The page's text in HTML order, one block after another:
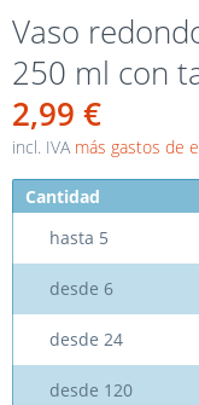
Vaso
250 ml con
2,99 €
incl. IVA más gastos de
Cantidad
hasta 5
desde 6
desde 24
desde 120